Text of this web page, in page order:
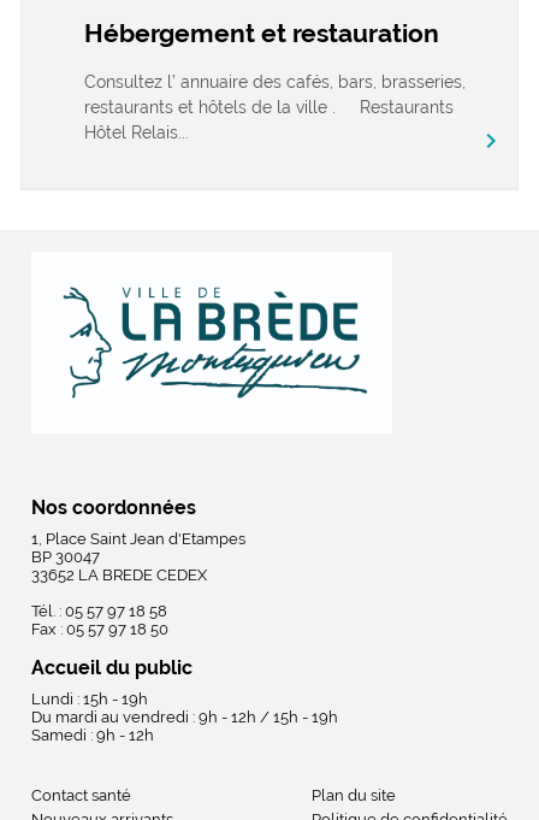
Hébergement et restauration
Consultez l’ annuaire des cafés, bars, brasseries,
restaurants et hôtels de la ville . Restaurants
Hôtel Relais...
chevron_right
Nos coordonnées
1, Place Saint Jean d'Etampes
BP 30047
33652 LA BREDE CEDEX
Tél. : 05 57 97 18 58
Fax : 05 57 97 18 50
Accueil du public
Lundi : 15h - 19h
Du mardi au vendredi : 9h - 12h / 15h - 19h
Samedi : 9h - 12h
Contact santé
Plan du site